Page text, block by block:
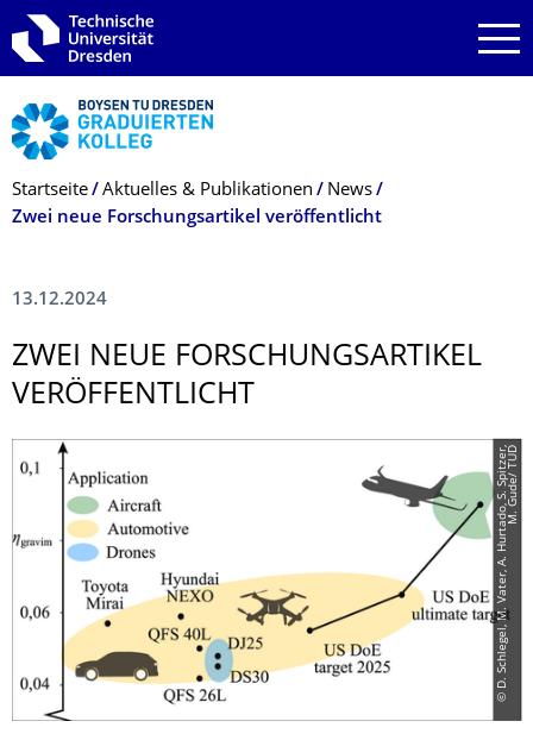
Zur Hauptnavigation springen
Zur Suche springen
Zum Inhalt springen
Breadcrumb-Menü
Startseite Aktuelles & Publikationen
News
Zwei neue Forschungsartikel veröffentlicht
13.12.2024
ZWEI NEUE FORSCHUNGSARTI­KEL
VERÖFFENTLICHT
©
D
.
S
c
h
l
e
g
e
l,
M
.
V
a
t
e
r,
A
.
H
u
r
t
a
d
o,
S
.
S
p
i
t
z
e
r,
M
.
G
u
d
e
/
T
UD